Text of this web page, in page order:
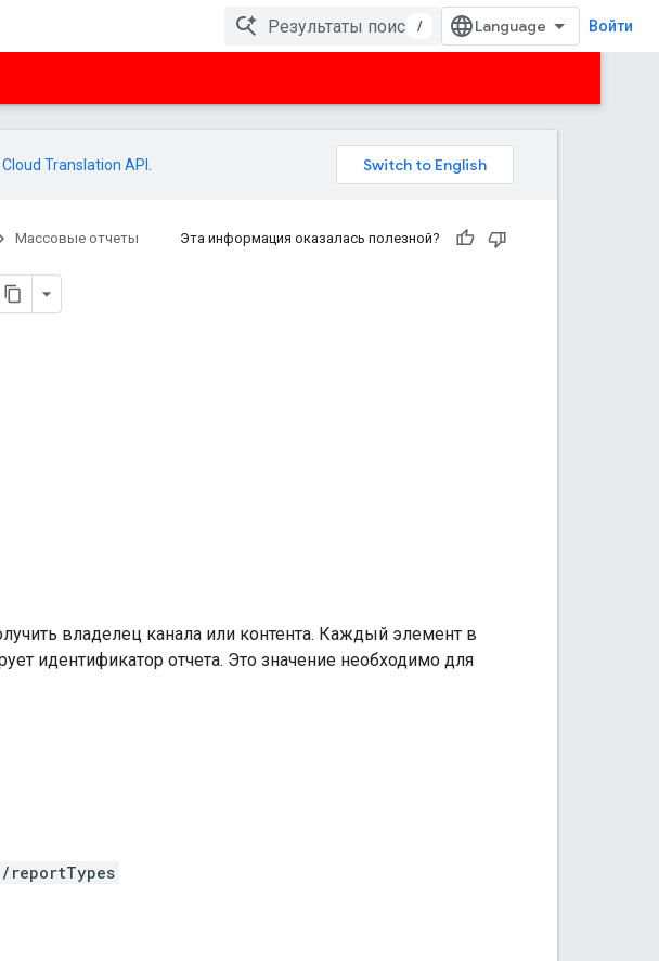
/ Войти
Cloud Translation API
Массовые отчеты Эта информация оказалась полезной?
владелец канала или контента. Каждый элемент в
идентификатор отчета. Это значение необходимо для
reportTypes